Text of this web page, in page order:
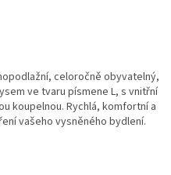
celoročně obyvatelný,
ve tvaru písmene L, s vnitřní
koupelnou. Rychlá, komfortní a
vašeho vysněného bydlení.